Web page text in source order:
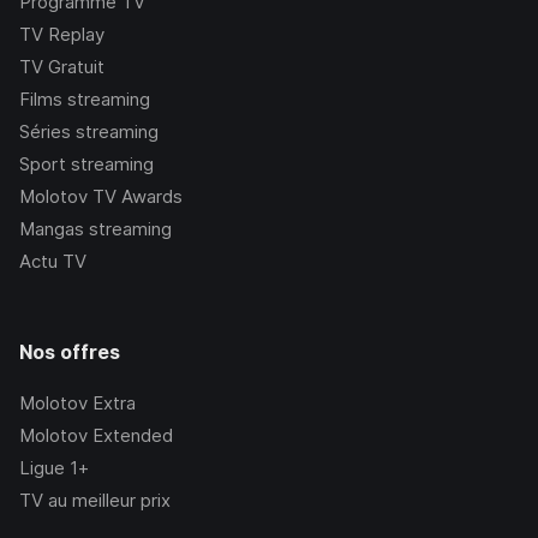
TV Replay
TV Gratuit
Films streaming
Séries streaming
Sport streaming
Molotov TV Awards
Mangas streaming
Actu TV
Nos offres
Molotov Extra
Molotov Extended
Ligue 1+
TV au meilleur prix